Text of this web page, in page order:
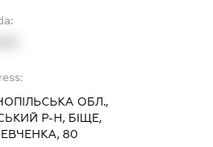
ОБЛ.,
Р-Н, БІЩЕ,
80